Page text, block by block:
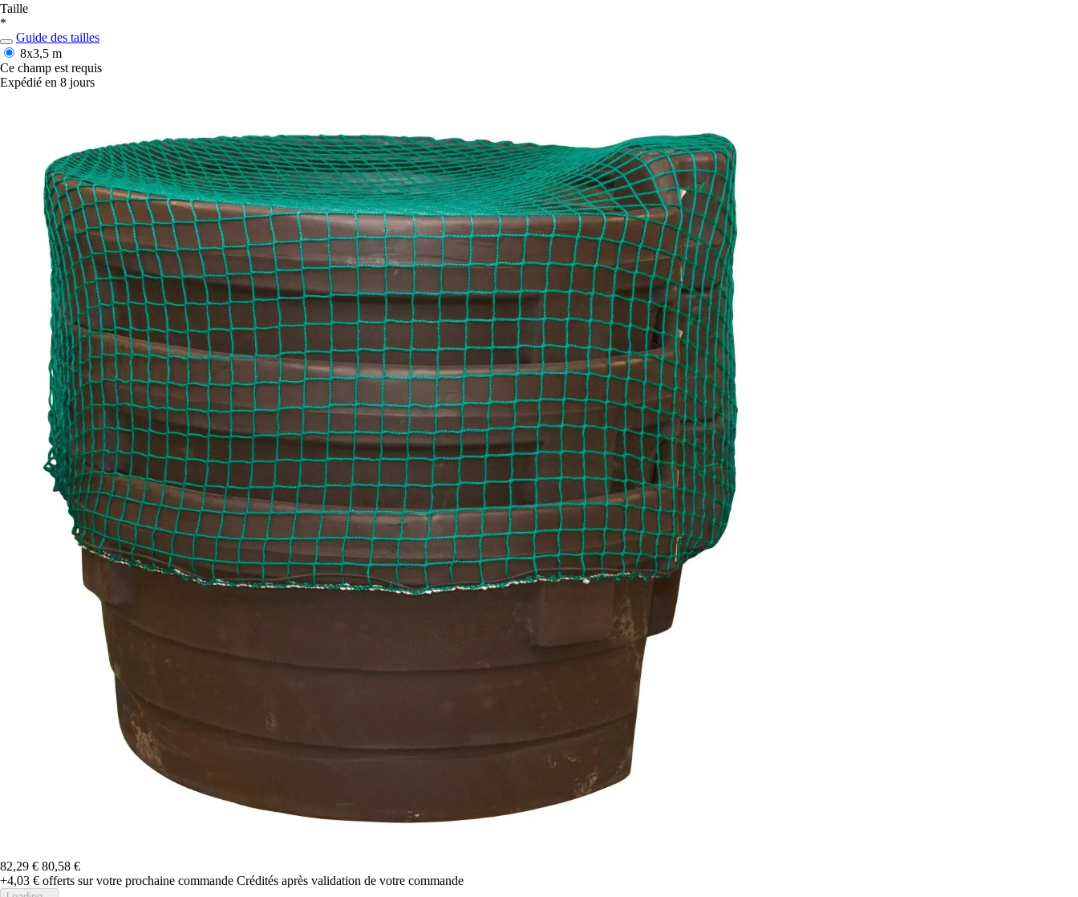
Taille
*
Guide des tailles
8x3,5 m
Ce champ est requis
Expédié en 8 jours
82,29 € 80,58 €
+4,03 € offerts sur votre prochaine commande Crédités après validation de votre commande